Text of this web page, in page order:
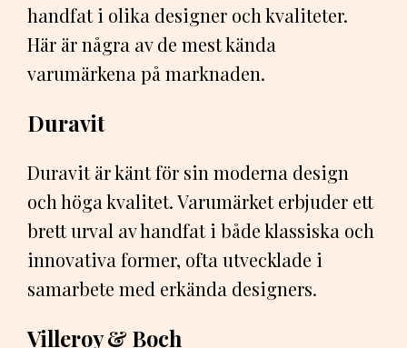
handfat i olika designer och kvaliteter.
Här är några av de mest kända
varumärkena på marknaden.
Duravit
Duravit är känt för sin moderna design
och höga kvalitet. Varumärket erbjuder ett
brett urval av handfat i både klassiska och
innovativa former, ofta utvecklade i
samarbete med erkända designers.
Villeroy & Boch